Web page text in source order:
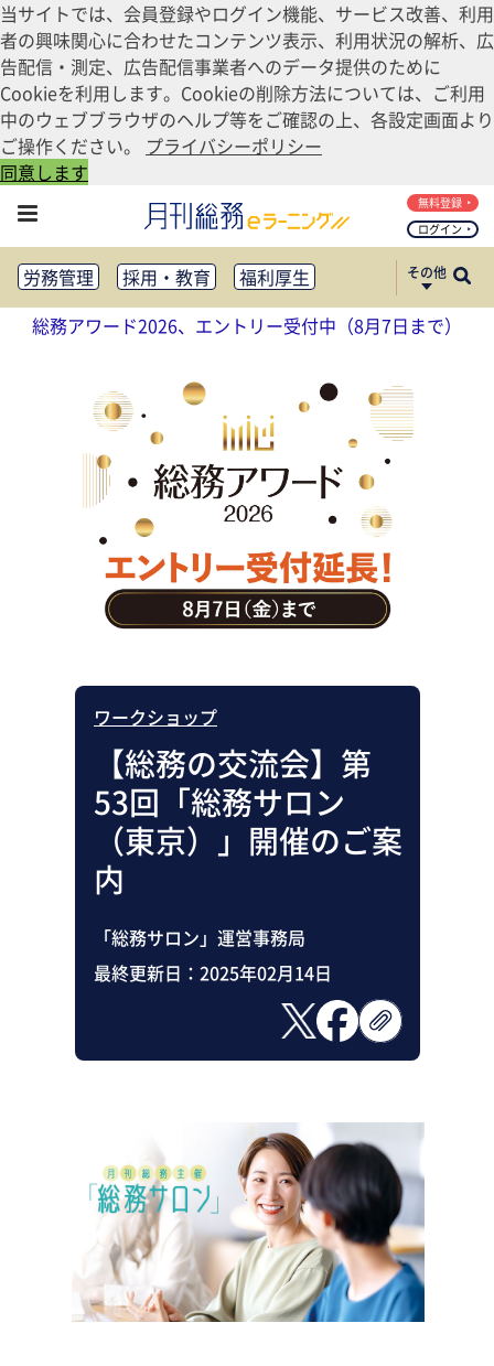
当サイトでは、会員登録やログイン機能、サービス改善、利用
者の興味関心に合わせたコンテンツ表示、利用状況の解析、広
告配信・測定、広告配信事業者へのデータ提供のために
Cookieを利用します。Cookieの削除方法については、ご利用
中のウェブブラウザのヘルプ等をご確認の上、各設定画面より
ご操作ください。 プライバシーポリシー
同意します
ログイン
無料登録
労務管理 採用・教育
福利厚生
健康経営
働き方改革
法務・コンプライアンス
リスクマネジメント・BCP
社外・社内広報
社外・社内コミュニケーション活性化
FM・オフィス移転
CSR・SDGs
テクノロジー活用・DX
助成金・補助金・コスト削減
アウトソーシング・BPO
調査・レポート
その他
総務アワード2026、エントリー受付中（8月7日まで）
ワークショップ
【総務の交流会】第
53回「総務サロン
（東京）」開催のご案
内
「総務サロン」運営事務局
最終更新日： 2025年02月14日